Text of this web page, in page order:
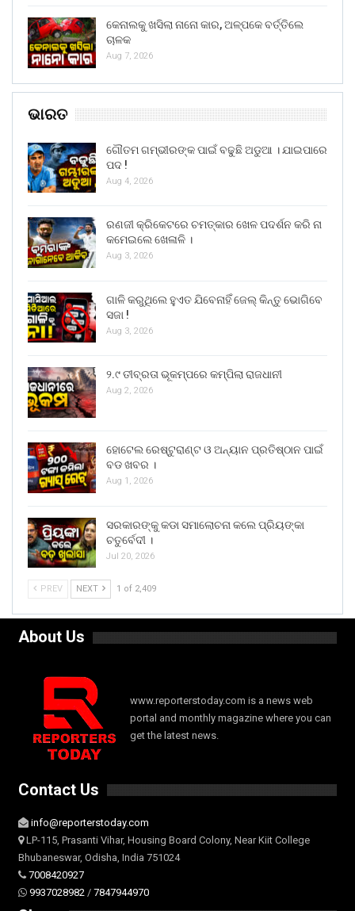
କେନାଲକୁ ଖସିଲା ନାନୋ କାର, ଅଳ୍ପକେ ବର୍ତ୍ତିଲେ
ଚାଳକ
Aug 7, 2026
ଭାରତ
ଗୌତମ ଗମ୍ଭୀରଙ୍କ ପାଇଁ ବଢୁଛି ଅଡୁଆ । ଯାଇପାରେ
ପଦ !
Aug 4, 2026
ରଣଜୀ କ୍ରିକେଟରେ ଚମତ୍କାର ଖେଳ ପଦର୍ଶନ କରି ନା
କମେଇଲେ ଖେଳାଳି ।
Aug 3, 2026
ଗାଳି କରୁଥିଲେ ହୁଏତ ଯିବେନାହିଁ ଜେଲ୍ କିନ୍ତୁ ଭୋଗିବେ
ସଜା !
Aug 3, 2026
୨.୯ ତୀବ୍ରତା ଭୂକମ୍ପରେ କମ୍ପିଲା ରାଜଧାନୀ
Aug 2, 2026
ହୋଟେଲ ରେଷ୍ଟୁରାଣ୍ଟ ଓ ଅନ୍ୟାନ ପ୍ରତିଷ୍ଠାନ ପାଇଁ
ବଡ ଖବର ।
Aug 1, 2026
ସରକାରଙ୍କୁ କଡା ସମାଲୋଚନା କଲେ ପ୍ରିୟଙ୍କା
ଚତୁର୍ବେଦୀ ।
Jul 20, 2026
PREV NEXT 1 of 2,409
About Us
www.reporterstoday.com is a news web
portal and monthly magazine where you can
get the latest news.
Contact Us
info@reporterstoday.com
LP-115, Prasanti Vihar, Housing Board Colony, Near Kiit College
Bhubaneswar, Odisha, India 751024
7008420927
9937028982 / 7847944970